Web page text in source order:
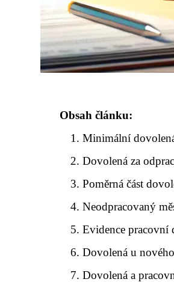
Obsah článku:
Minimální
Dovolená za
Poměrná část
Neodpracovaný
Evidence pracovní
Dovolená u
Dovolená a